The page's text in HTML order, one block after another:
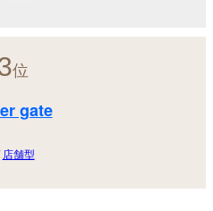
位
gate
店舗型